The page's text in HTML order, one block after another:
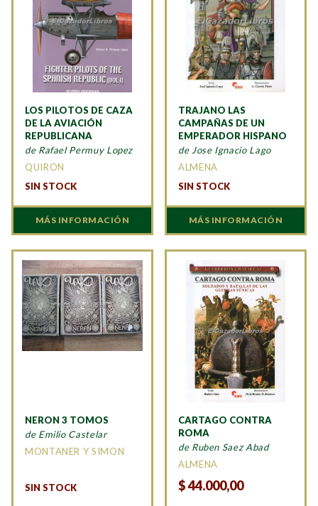
LOS PILOTOS DE CAZA
DE LA AVIACIÓN
REPUBLICANA
de Rafael Permuy Lopez
QUIRON
SIN STOCK
MÁS INFORMACIÓN
TRAJANO LAS
CAMPAÑAS DE UN
EMPERADOR HISPANO
de Jose Ignacio Lago
ALMENA
SIN STOCK
MÁS INFORMACIÓN
NERON 3 TOMOS
de Emilio Castelar
MONTANER Y SIMON
SIN STOCK
CARTAGO CONTRA
ROMA
de Ruben Saez Abad
ALMENA
$44.000,00